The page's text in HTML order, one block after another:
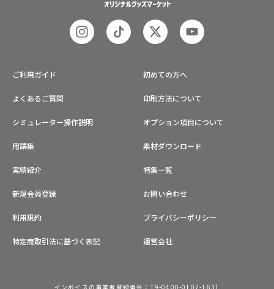
ご利用ガイド 初めての方へ
よくあるご質問 印刷方法について
シミュレーター操作説明 オプション項目について
用語集 素材ダウンロード
実績紹介 特集一覧
新規会員登録 お問い合わせ
利用規約 プライバシーポリシー
特定商取引法に基づく表記 運営会社
インボイスの事業者登録番号：T9-0400-0107-1631